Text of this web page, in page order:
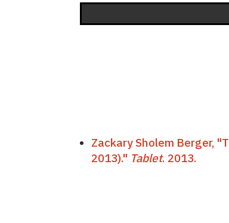
Zackary Sholem Berger,
2013)." Tablet. 2013.